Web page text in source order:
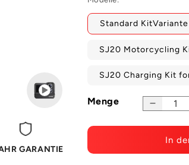
GARANTIE
der 8fache Zoom
zwischen
verbessern die
die über 5G WiFi mit
Teilen von Videos
Standard KitVariante
SJ20 Motorcycling
SJ20 Charging Kit
Menge
SJ20
In